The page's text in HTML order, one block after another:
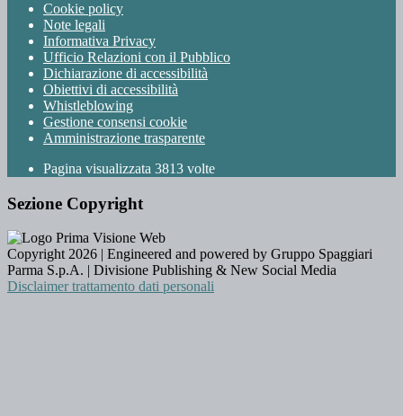
Cookie policy
Note legali
Informativa Privacy
Ufficio Relazioni con il Pubblico
Dichiarazione di accessibilità
Obiettivi di accessibilità
Whistleblowing
Gestione consensi cookie
Amministrazione trasparente
Pagina visualizzata 3813 volte
Sezione Copyright
Copyright 2026 | Engineered and powered by Gruppo Spaggiari
Parma S.p.A. | Divisione Publishing & New Social Media
Disclaimer trattamento dati personali